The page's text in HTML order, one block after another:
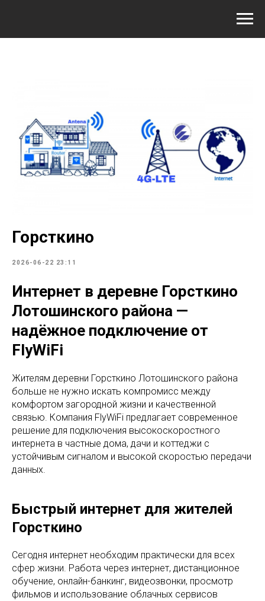
Горсткино
2026-06-22 23:11
Интернет в деревне Горсткино
Лотошинского района —
надёжное подключение от
FlyWiFi
Жителям деревни Горсткино Лотошинского района
больше не нужно искать компромисс между
комфортом загородной жизни и качественной
связью. Компания FlyWiFi предлагает современное
решение для подключения высокоскоростного
интернета в частные дома, дачи и коттеджи с
устойчивым сигналом и высокой скоростью передачи
данных.
Быстрый интернет для жителей
Горсткино
Сегодня интернет необходим практически для всех
сфер жизни. Работа через интернет, дистанционное
обучение, онлайн-банкинг, видеозвонки, просмотр
фильмов и использование облачных сервисов